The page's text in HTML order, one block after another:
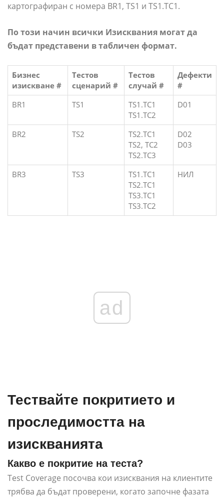
картографиран с номера BR1, TS1 и TS1.TC1.
По този начин всички Изисквания могат да
бъдат представени в табличен формат.
Бизнес
изискване #
Тестов
сценарий #
Тестов
случай #
Дефекти
#
BR1
TS1
TS1.TC1
TS1.TC2
D01
BR2 TS2
TS2.TC1
TS2, TC2
TS2.TC3
D02
D03
BR3 TS3
TS1.TC1
TS2.TC1
TS3.TC1
TS3.TC2
НИЛ
ad
Тествайте покритието и
проследимостта на
изискванията
Какво е покритие на теста?
Test Coverage посочва кои изисквания на клиентите
трябва да бъдат проверени, когато започне фазата